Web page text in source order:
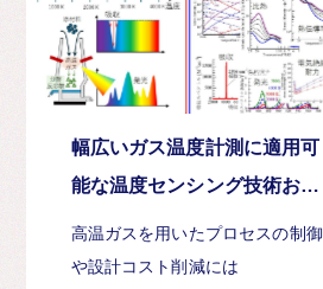
幅広いガス温度計測に適用可
能な温度センシング技術およ
び高温ガス物性データベース
高温ガスを用いたプロセスの制御
や設計コスト削減には